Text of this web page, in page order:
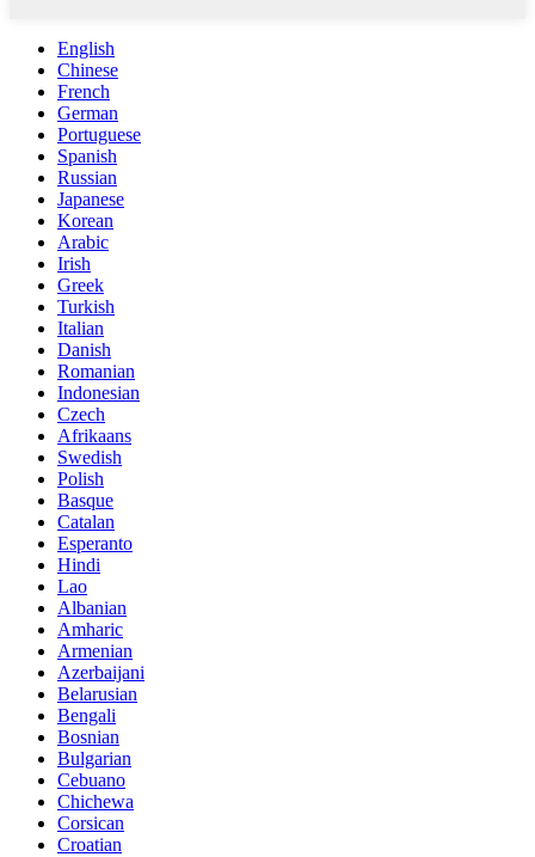
English
Chinese
French
German
Portuguese
Spanish
Russian
Japanese
Korean
Arabic
Irish
Greek
Turkish
Italian
Danish
Romanian
Indonesian
Czech
Afrikaans
Swedish
Polish
Basque
Catalan
Esperanto
Hindi
Lao
Albanian
Amharic
Armenian
Azerbaijani
Belarusian
Bengali
Bosnian
Bulgarian
Cebuano
Chichewa
Corsican
Croatian